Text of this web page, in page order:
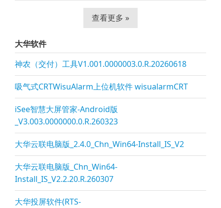
查看更多 »
大华软件
神农（交付）工具V1.001.0000003.0.R.20260618
吸气式CRTWisuAlarm上位机软件 wisualarmCRT
iSee智慧大屏管家-Android版
_V3.003.0000000.0.R.260323
大华云联电脑版_2.4.0_Chn_Win64-Install_IS_V2
大华云联电脑版_Chn_Win64-
Install_IS_V2.2.20.R.260307
大华投屏软件(RTS-